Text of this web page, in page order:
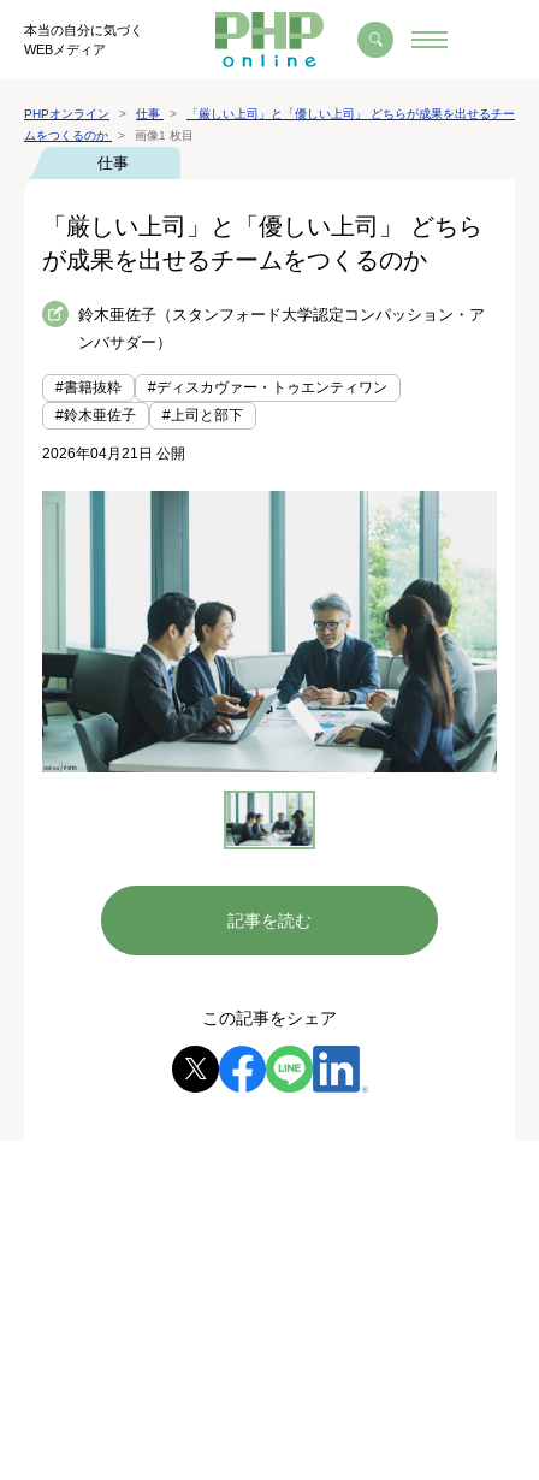
本当の自分に気づく
WEBメディア
PHPオンライン 仕事
「厳しい上司」と「優しい上司」 どちらが成果を出せるチー
ムをつくるのか
画像1 枚目
仕事
「厳しい上司」と「優しい上司」 どちら
が成果を出せるチームをつくるのか
鈴木亜佐子（スタンフォード大学認定コンパッション・ア
ンバサダー）
#書籍抜粋
#ディスカヴァー・トゥエンティワン
#鈴木亜佐子
#上司と部下
2026年04月21日 公開
記事を読む
この記事をシェア